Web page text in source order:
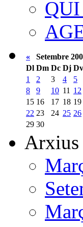
« Setembre
Dl Dm Dc Dj Dv
1
2 3 4 5
8
9 10 11 12
15 16 17 18 19
22 23 24 25 26
29 30
Arxius